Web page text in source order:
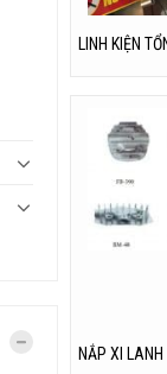
LINH KIỆN
NẮP XI LANH